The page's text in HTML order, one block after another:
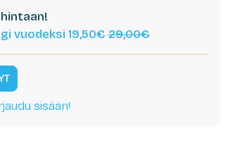
vuodeksi 19,50€29,00€
sisään!